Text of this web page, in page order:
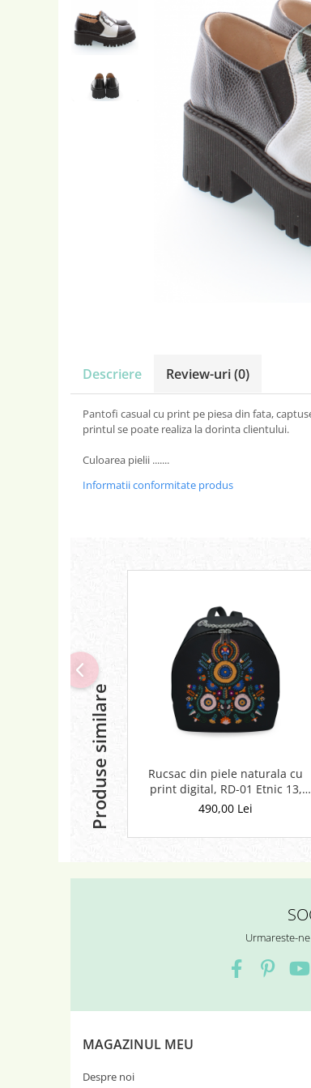
Descriere Review-uri(0)
Pantofi casual cu print pe piesa din fata,
printul se poate realiza la dorinta clientului.
Culoarea pielii .......
Informatii conformitate produs
Produse similare
Rucsac din piele naturala cu
print digital, RD-01 Etnic 13,
Negru
490,00 Lei
Urmareste-
MAGAZINUL MEU
Despre noi